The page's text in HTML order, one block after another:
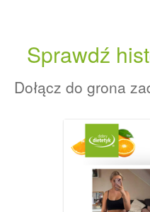
Sprawdź
Dołącz do grona